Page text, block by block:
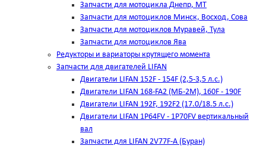
Запчасти для мотоцикла Днепр, МТ
Запчасти для мотоциклов Минск, Восход, Сова
Запчасти для мотоциклов Муравей, Тула
Запчасти для мотоциклов Ява
Редукторы и вариаторы крутящего момента
Запчасти для двигателей LIFAN
Двигатели LIFAN 152F - 154F (2,5-3,5 л.с.)
Двигатели LIFAN 168-FA2 (МБ-2М), 160F - 190F
Двигатели LIFAN 192F, 192F2 (17.0/18.5 л.с.)
Двигатели LIFAN 1Р64FV - 1Р70FV вертикальный
вал
Запчасти для LIFAN 2V77F-A (Буран)